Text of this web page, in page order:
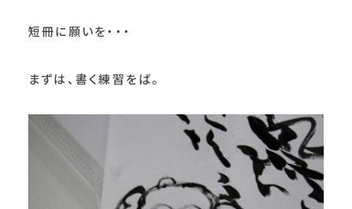
短冊に願いを・・・
まずは、書く練習をば。